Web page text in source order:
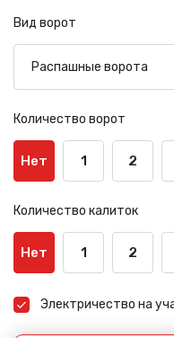
Вид ворот
Количество ворот
Нет 1 2
Количество калиток
Нет 1 2
Электричество на